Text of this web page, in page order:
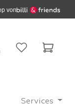
von
Services